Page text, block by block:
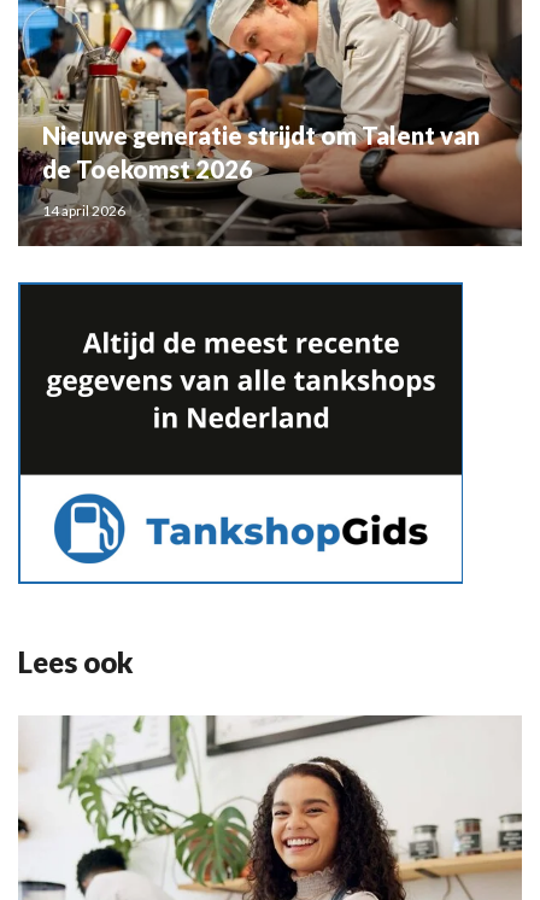
Nieuwe generatie strijdt om Talent van
de Toekomst 2026
14 april 2026
Lees ook